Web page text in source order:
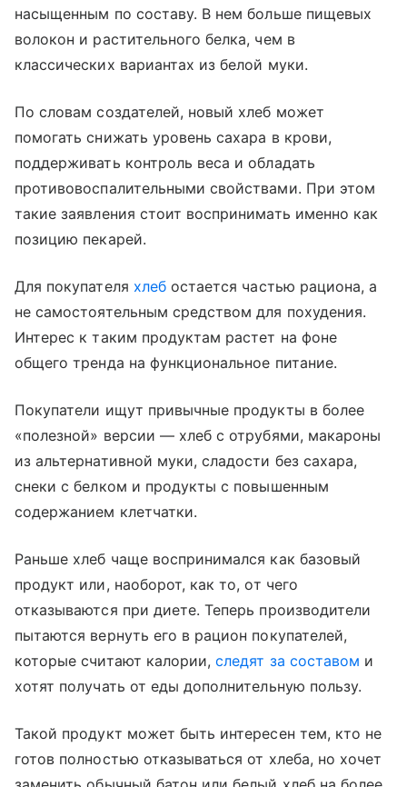
насыщенным по составу. В нем больше пищевых
волокон и растительного белка, чем в
классических вариантах из белой муки.
По словам создателей, новый хлеб может
помогать снижать уровень сахара в крови,
поддерживать контроль веса и обладать
противовоспалительными свойствами. При этом
такие заявления стоит воспринимать именно как
позицию пекарей.
Для покупателя хлебостается частью рациона, а
не самостоятельным средством для похудения.
Интерес к таким продуктам растет на фоне
общего тренда на функциональное питание.
Покупатели ищут привычные продукты в более
«полезной» версии — хлеб с отрубями, макароны
из альтернативной муки, сладости без сахара,
снеки с белком и продукты с повышенным
содержанием клетчатки.
Раньше хлеб чаще воспринимался как базовый
продукт или, наоборот, как то, от чего
отказываются при диете. Теперь производители
пытаются вернуть его в рацион покупателей,
которые считают калории,следят за составом и
хотят получать от еды дополнительную пользу.
Такой продукт может быть интересен тем, кто не
готов полностью отказываться от хлеба, но хочет